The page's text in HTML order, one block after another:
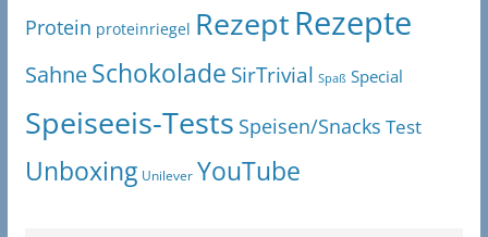
Protein proteinriegel RezeptRezepte
SahneSchokolade SirTrivial Spaß Special
Speiseeis-Tests Speisen/Snacks Test
Unboxing Unilever YouTube